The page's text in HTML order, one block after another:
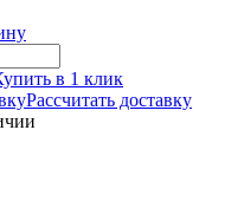
в 1 клик
Рассчитать доставку